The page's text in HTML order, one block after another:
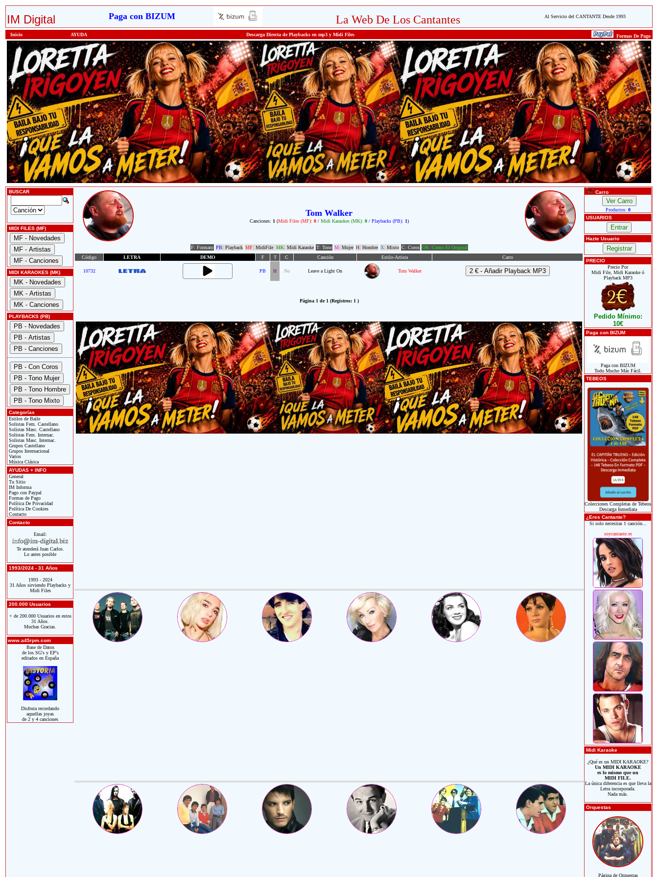
IM Digital Paga con BIZUM La Web De Los Cantantes Al Servicio del CANTANTE Desde 1993
Inicio AYUDA Descarga Directa de Playbacks en mp3 y Midi Files Formas De Pago
BUSCAR
MIDI FILES (MF)
MIDI KARAOKES (MK)
PLAYBACKS (PB)
Categorías
Estilos de Baile
Solistas Fem. Castellano
Solistas Masc. Castellano
Solistas Fem. Internac.
Solistas Masc. Internac.
Grupos Castellano
Grupos Internacional
Varios
Música Clásica
AYUDAS + INFO
General
Tu Sitio
IM Informa
Pago con Paypal
Formas de Pago
Política De Privacidad
Política De Cookies
Contacto
Contacto
Email:
Te atenderá Juan Carlos.
Lo antes posible
1993/2024 - 31 Años
1993 - 2024
31 Años sirviendo Playbacks y
Midi Files
200.000 Usuarios
+ de 200.000 Usuarios en estos
31 Años.
Muchas Gracias.
www.a45rpm.com
Base de Datos
de los SG's y EP's
editados en España
Disfruta recordando
aquellas joyas
de 2 y 4 canciones
Tom Walker
Canciones: 1 (Midi Files (MF): 0/Midi Karaokes (MK): 0/ Playbacks (PB): 1)
F: Formato PB: Playback MF: MidiFile MK: Midi Karaoke T: Tono M: Mujer H: Hombre X: Mixto C: Coros OR: Como El Original
Código
LETRA DEMO F T C Canción Estilo-Artista Carro
10732 PB H No Leave a Light On Tom Walker
Página 1 de 1 (Registros: 1 )
Carro
Productos: 0
USUARIOS
Hazte Usuario
PRECIO
Precio Por
Midi File, Midi Karaoke ó
Playback MP3
Pedido Mínimo:
10€
Paga con BIZUM
Paga con BIZUM
Todo Mucho Más Fácil.
TEBEOS
Colecciones Completas de Tebeos
Descarga Inmediata
¿Eres Cantante?
Si solo necesitas 1 canción...
soycantante.es
Midi Karaoke
¿Qué es un MIDI KARAOKE?
Un MIDI KARAOKE
es lo mismo que un
MIDI FILE.
La única diferencia es que lleva la
Letra incorporada.
Nada más.
Orquestas
Página de Orquestas